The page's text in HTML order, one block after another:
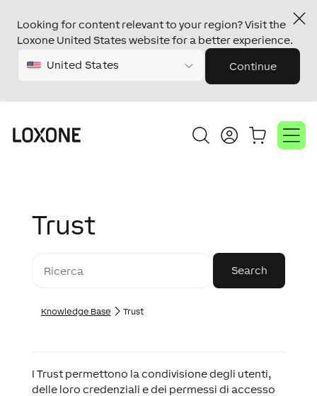
Looking for content relevant to your region? Visit the
Loxone United States website for a better experience.
United States Continue
Trust
Knowledge Base Trust
I Trust permettono la condivisione degli utenti,
delle loro credenziali e dei permessi di accesso